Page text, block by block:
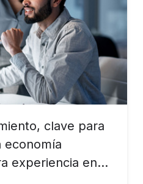
clave para
economía
experiencia en